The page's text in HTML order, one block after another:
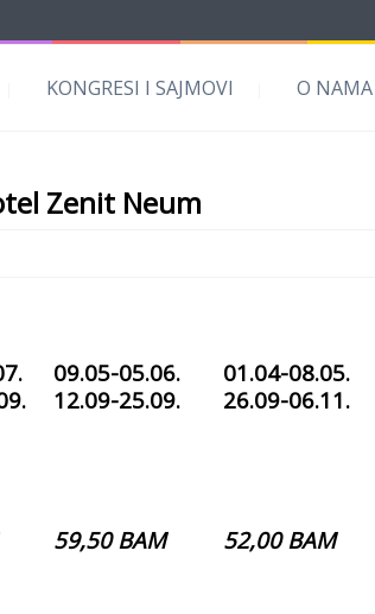
KONGRESI I SAJMOVI O NAMA
Zenit Neum
09.05-05.06.
12.09-25.09.
01.04-08.05.
26.09-06.11.
59,50 BAM 52,00 BAM